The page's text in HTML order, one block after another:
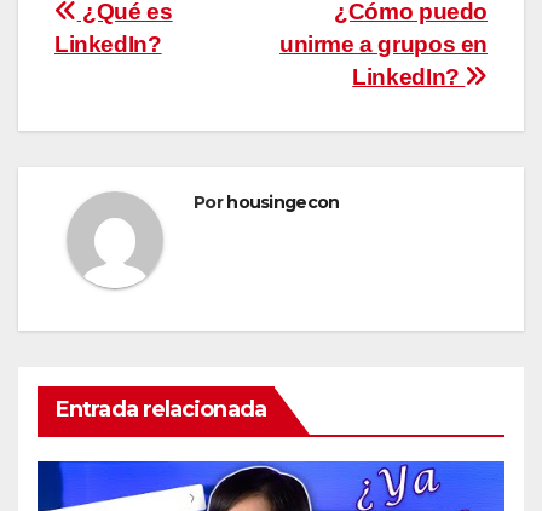
Navegación
de
entradas
¿Cómo puedo
unirme a grupos en
LinkedIn?
¿Qué es
LinkedIn?
Porhousingecon
Entrada relacionada